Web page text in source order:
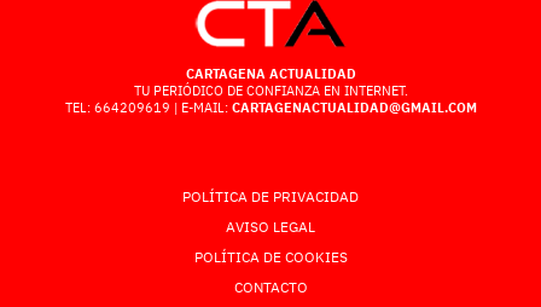
CARTAGENA ACTUALIDAD
TU PERIÓDICO DE CONFIANZA EN INTERNET.
TEL: 664209619 | E-MAIL: CARTAGENACTUALIDAD@GMAIL.COM
POLÍTICA DE PRIVACIDAD
AVISO LEGAL
POLÍTICA DE COOKIES
CONTACTO